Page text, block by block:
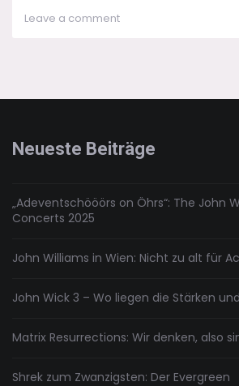
Leave a commenton
Neueste Beiträge
„Adeventschööörs on Öhrs“: The John
Concerts 2025
John Williams in Wien: Nicht zu alt für
John Wick 3 – Wo liegen die Stärken
Matrix Resurrections: Wir denken, also
Shrek zum Zwanzigsten: Der Evergreen